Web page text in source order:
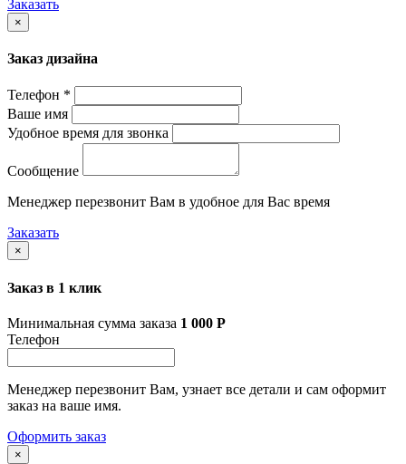
Заказать
×
Заказ дизайна
Телефон *
Ваше имя
Удобное время для звонка
Сообщение
Менеджер перезвонит Вам в удобное для Вас время
Заказать
×
Заказ в 1 клик
Минимальная сумма заказа 1 000 Р
Телефон
Менеджер перезвонит Вам, узнает все детали и сам оформит
заказ на ваше имя.
Оформить заказ
×